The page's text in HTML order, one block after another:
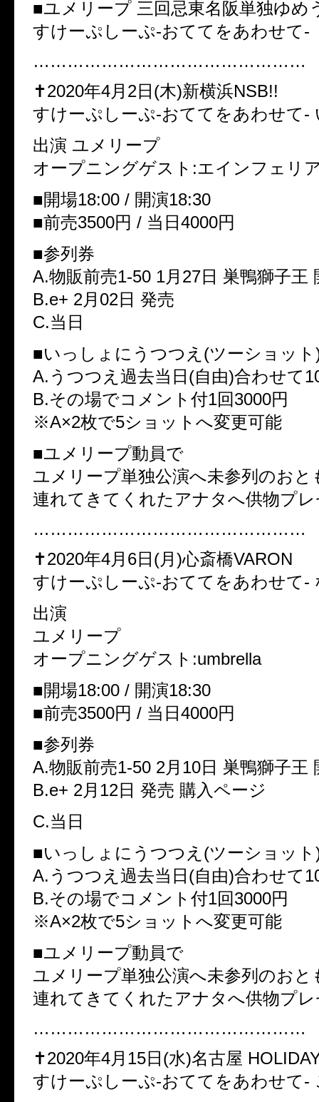
■ユメリープ 三回忌東名阪単独ゆめ
すけーぷしーぷ-おててをあわせて-
…………………………………………
✝︎2020年4月2日(木)新横浜NSB!!
すけーぷしーぷ-おててをあわせて-
出演 ユメリープ
オープニングゲスト:エインフェリ
■開場18:00 / 開演18:30
■前売3500円 / 当日4000円
■参列券
A.物販前売1-50 1月27日 巣鴨獅子王
B.e+ 2月02日 発売
C.当日
■いっしょにうつつえ(ツーショット
A.うつつえ過去当日(自由)合わせて
B.その場でコメント付1回3000円
※A×2枚で5ショットへ変更可能
■ユメリープ動員で
ユメリープ単独公演へ未参列のおと
連れてきてくれたアナタへ供物プ
…………………………………………
✝︎2020年4月6日(月)心斎橋VARON
すけーぷしーぷ-おててをあわせて-
出演
ユメリープ
オープニングゲスト:umbrella
■開場18:00 / 開演18:30
■前売3500円 / 当日4000円
■参列券
A.物販前売1-50 2月10日 巣鴨獅子王
B.e+ 2月12日 発売 購入ページ
C.当日
■いっしょにうつつえ(ツーショット
A.うつつえ過去当日(自由)合わせて
B.その場でコメント付1回3000円
※A×2枚で5ショットへ変更可能
■ユメリープ動員で
ユメリープ単独公演へ未参列のおと
連れてきてくれたアナタへ供物プ
…………………………………………
✝︎2020年4月15日(水)名古屋
すけーぷしーぷ-おててをあわせて-